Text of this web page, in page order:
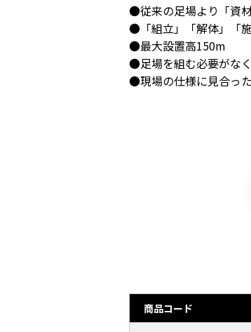
●従来の足場より「資
●「組立」「解体」「
●最大設置高150m
●足場を組む必要がな
●現場の仕様に見合っ
商品コード